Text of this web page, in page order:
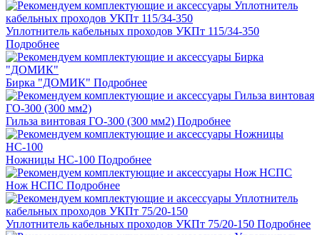
Уплотнитель кабельных проходов УКПт 115/34-350
Подробнее
Бирка "ДОМИК" Подробнее
Гильза винтовая ГО-300 (300 мм2) Подробнее
Ножницы НС-100 Подробнее
Нож НСПС Подробнее
Уплотнитель кабельных проходов УКПт 75/20-150 Подробнее